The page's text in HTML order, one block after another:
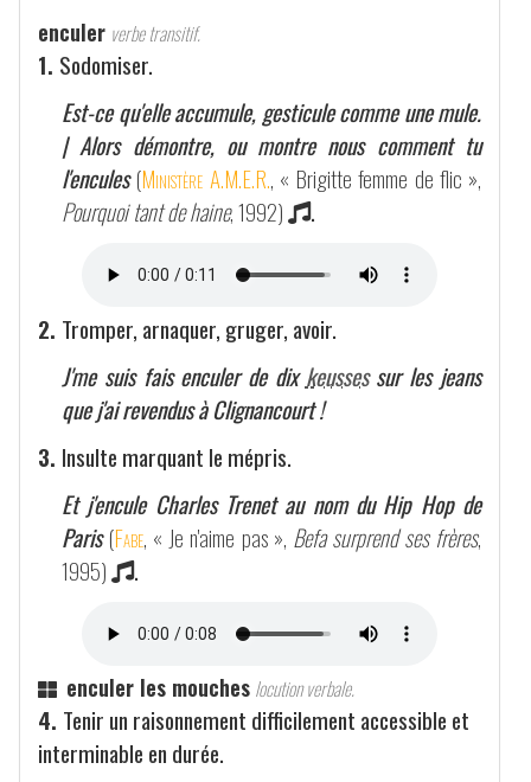
enculer verbe transitif.
1. Sodomiser.
Est-ce qu'elle accumule, gesticule comme une mule.
| Alors démontre, ou montre nous comment tu
l'encules (Ministère A.M.E.R., « Brigitte femme de flic »,
Pourquoi tant de haine, 1992) .
2. Tromper, arnaquer, gruger, avoir.
J'me suis fais enculer de dixkeussessur les jeans
que j'ai revendus à Clignancourt !
3. Insulte marquant le mépris.
Et j'encule Charles Trenet au nom du Hip Hop de
Paris (Fabe, « Je n'aime pas », Befa surprend ses frères,
1995)
.
enculer les mouches locution verbale.
4. Tenir un raisonnement difficilement accessible et
interminable en durée.